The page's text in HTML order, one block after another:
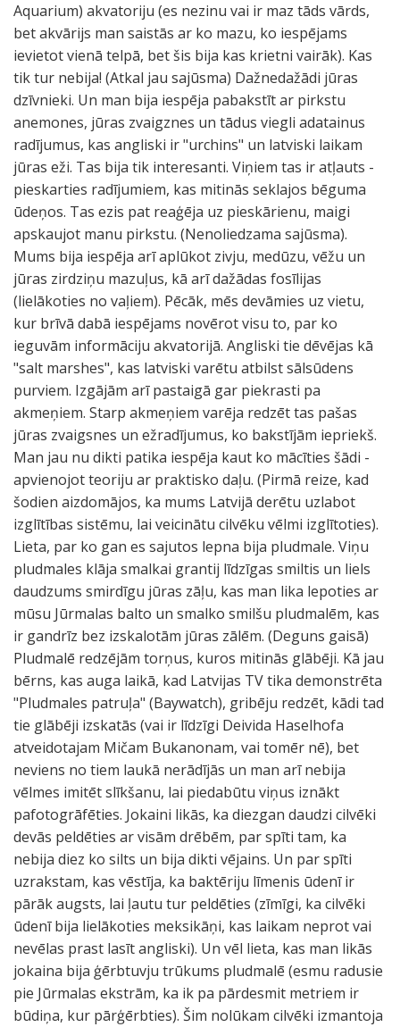
Aquarium) akvatoriju (es nezinu vai ir maz tāds vārds,
bet akvārijs man saistās ar ko mazu, ko iespējams
ievietot vienā telpā, bet šis bija kas krietni vairāk). Kas
tik tur nebija! (Atkal jau sajūsma) Dažnedažādi jūras
dzīvnieki. Un man bija iespēja pabakstīt ar pirkstu
anemones, jūras zvaigznes un tādus viegli adatainus
radījumus, kas angliski ir "urchins" un latviski laikam
jūras eži. Tas bija tik interesanti. Viņiem tas ir atļauts -
pieskarties radījumiem, kas mitinās seklajos bēguma
ūdeņos. Tas ezis pat reaģēja uz pieskārienu, maigi
apskaujot manu pirkstu. (Nenoliedzama sajūsma).
Mums bija iespēja arī aplūkot zivju, medūzu, vēžu un
jūras zirdziņu mazuļus, kā arī dažādas fosīlijas
(lielākoties no vaļiem). Pēcāk, mēs devāmies uz vietu,
kur brīvā dabā iespējams novērot visu to, par ko
ieguvām informāciju akvatorijā. Angliski tie dēvējas kā
"salt marshes", kas latviski varētu atbilst sālsūdens
purviem. Izgājām arī pastaigā gar piekrasti pa
akmeņiem. Starp akmeņiem varēja redzēt tas pašas
jūras zvaigsnes un ežradījumus, ko bakstījām iepriekš.
Man jau nu dikti patika iespēja kaut ko mācīties šādi -
apvienojot teoriju ar praktisko daļu. (Pirmā reize, kad
šodien aizdomājos, ka mums Latvijā derētu uzlabot
izglītības sistēmu, lai veicinātu cilvēku vēlmi izglītoties).
Lieta, par ko gan es sajutos lepna bija pludmale. Viņu
pludmales klāja smalkai grantij līdzīgas smiltis un liels
daudzums smirdīgu jūras zāļu, kas man lika lepoties ar
mūsu Jūrmalas balto un smalko smilšu pludmalēm, kas
ir gandrīz bez izskalotām jūras zālēm. (Deguns gaisā)
Pludmalē redzējām torņus, kuros mitinās glābēji. Kā jau
bērns, kas auga laikā, kad Latvijas TV tika demonstrēta
"Pludmales patruļa" (Baywatch), gribēju redzēt, kādi tad
tie glābēji izskatās (vai ir līdzīgi Deivida Haselhofa
atveidotajam Mičam Bukanonam, vai tomēr nē), bet
neviens no tiem laukā nerādījās un man arī nebija
vēlmes imitēt slīkšanu, lai piedabūtu viņus iznākt
pafotogrāfēties. Jokaini likās, ka diezgan daudzi cilvēki
devās peldēties ar visām drēbēm, par spīti tam, ka
nebija diez ko silts un bija dikti vējains. Un par spīti
uzrakstam, kas vēstīja, ka baktēriju līmenis ūdenī ir
pārāk augsts, lai ļautu tur peldēties (zīmīgi, ka cilvēki
ūdenī bija lielākoties meksikāņi, kas laikam neprot vai
nevēlas prast lasīt angliski). Un vēl lieta, kas man likās
jokaina bija ģērbtuvju trūkums pludmalē (esmu radusie
pie Jūrmalas ekstrām, ka ik pa pārdesmit metriem ir
būdiņa, kur pārģērbties). Šim nolūkam cilvēki izmantoja